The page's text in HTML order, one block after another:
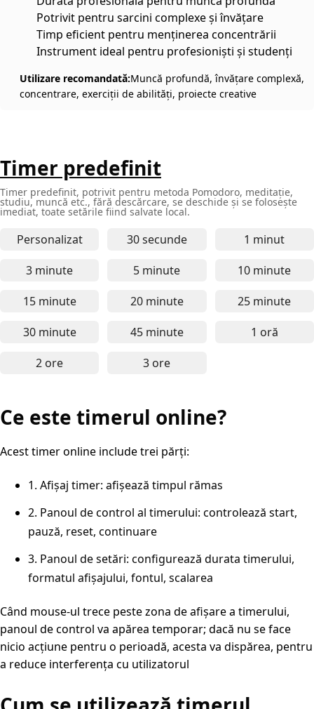
Potrivit pentru sarcini complexe și învățare
Timp eficient pentru menținerea concentrării
Instrument ideal pentru profesioniști și studenți
Utilizare recomandată:Muncă profundă, învățare complexă,
concentrare, exerciții de abilități, proiecte creative
Timer predefinit
Timer predefinit, potrivit pentru metoda Pomodoro, meditație,
studiu, muncă etc., fără descărcare, se deschide și se folosește
imediat, toate setările fiind salvate local.
Personalizat 30 secunde 1 minut
3 minute
5 minute 10 minute
15 minute
20 minute 25 minute
30 minute
45 minute 1 oră
2 ore
3 ore
Ce este timerul online?
Acest timer online include trei părți:
1. Afișaj timer: afișează timpul rămas
2. Panoul de control al timerului: controlează start,
pauză, reset, continuare
3. Panoul de setări: configurează durata timerului,
formatul afișajului, fontul, scalarea
Când mouse-ul trece peste zona de afișare a timerului,
panoul de control va apărea temporar; dacă nu se face
nicio acțiune pentru o perioadă, acesta va dispărea, pentru
a reduce interferența cu utilizatorul